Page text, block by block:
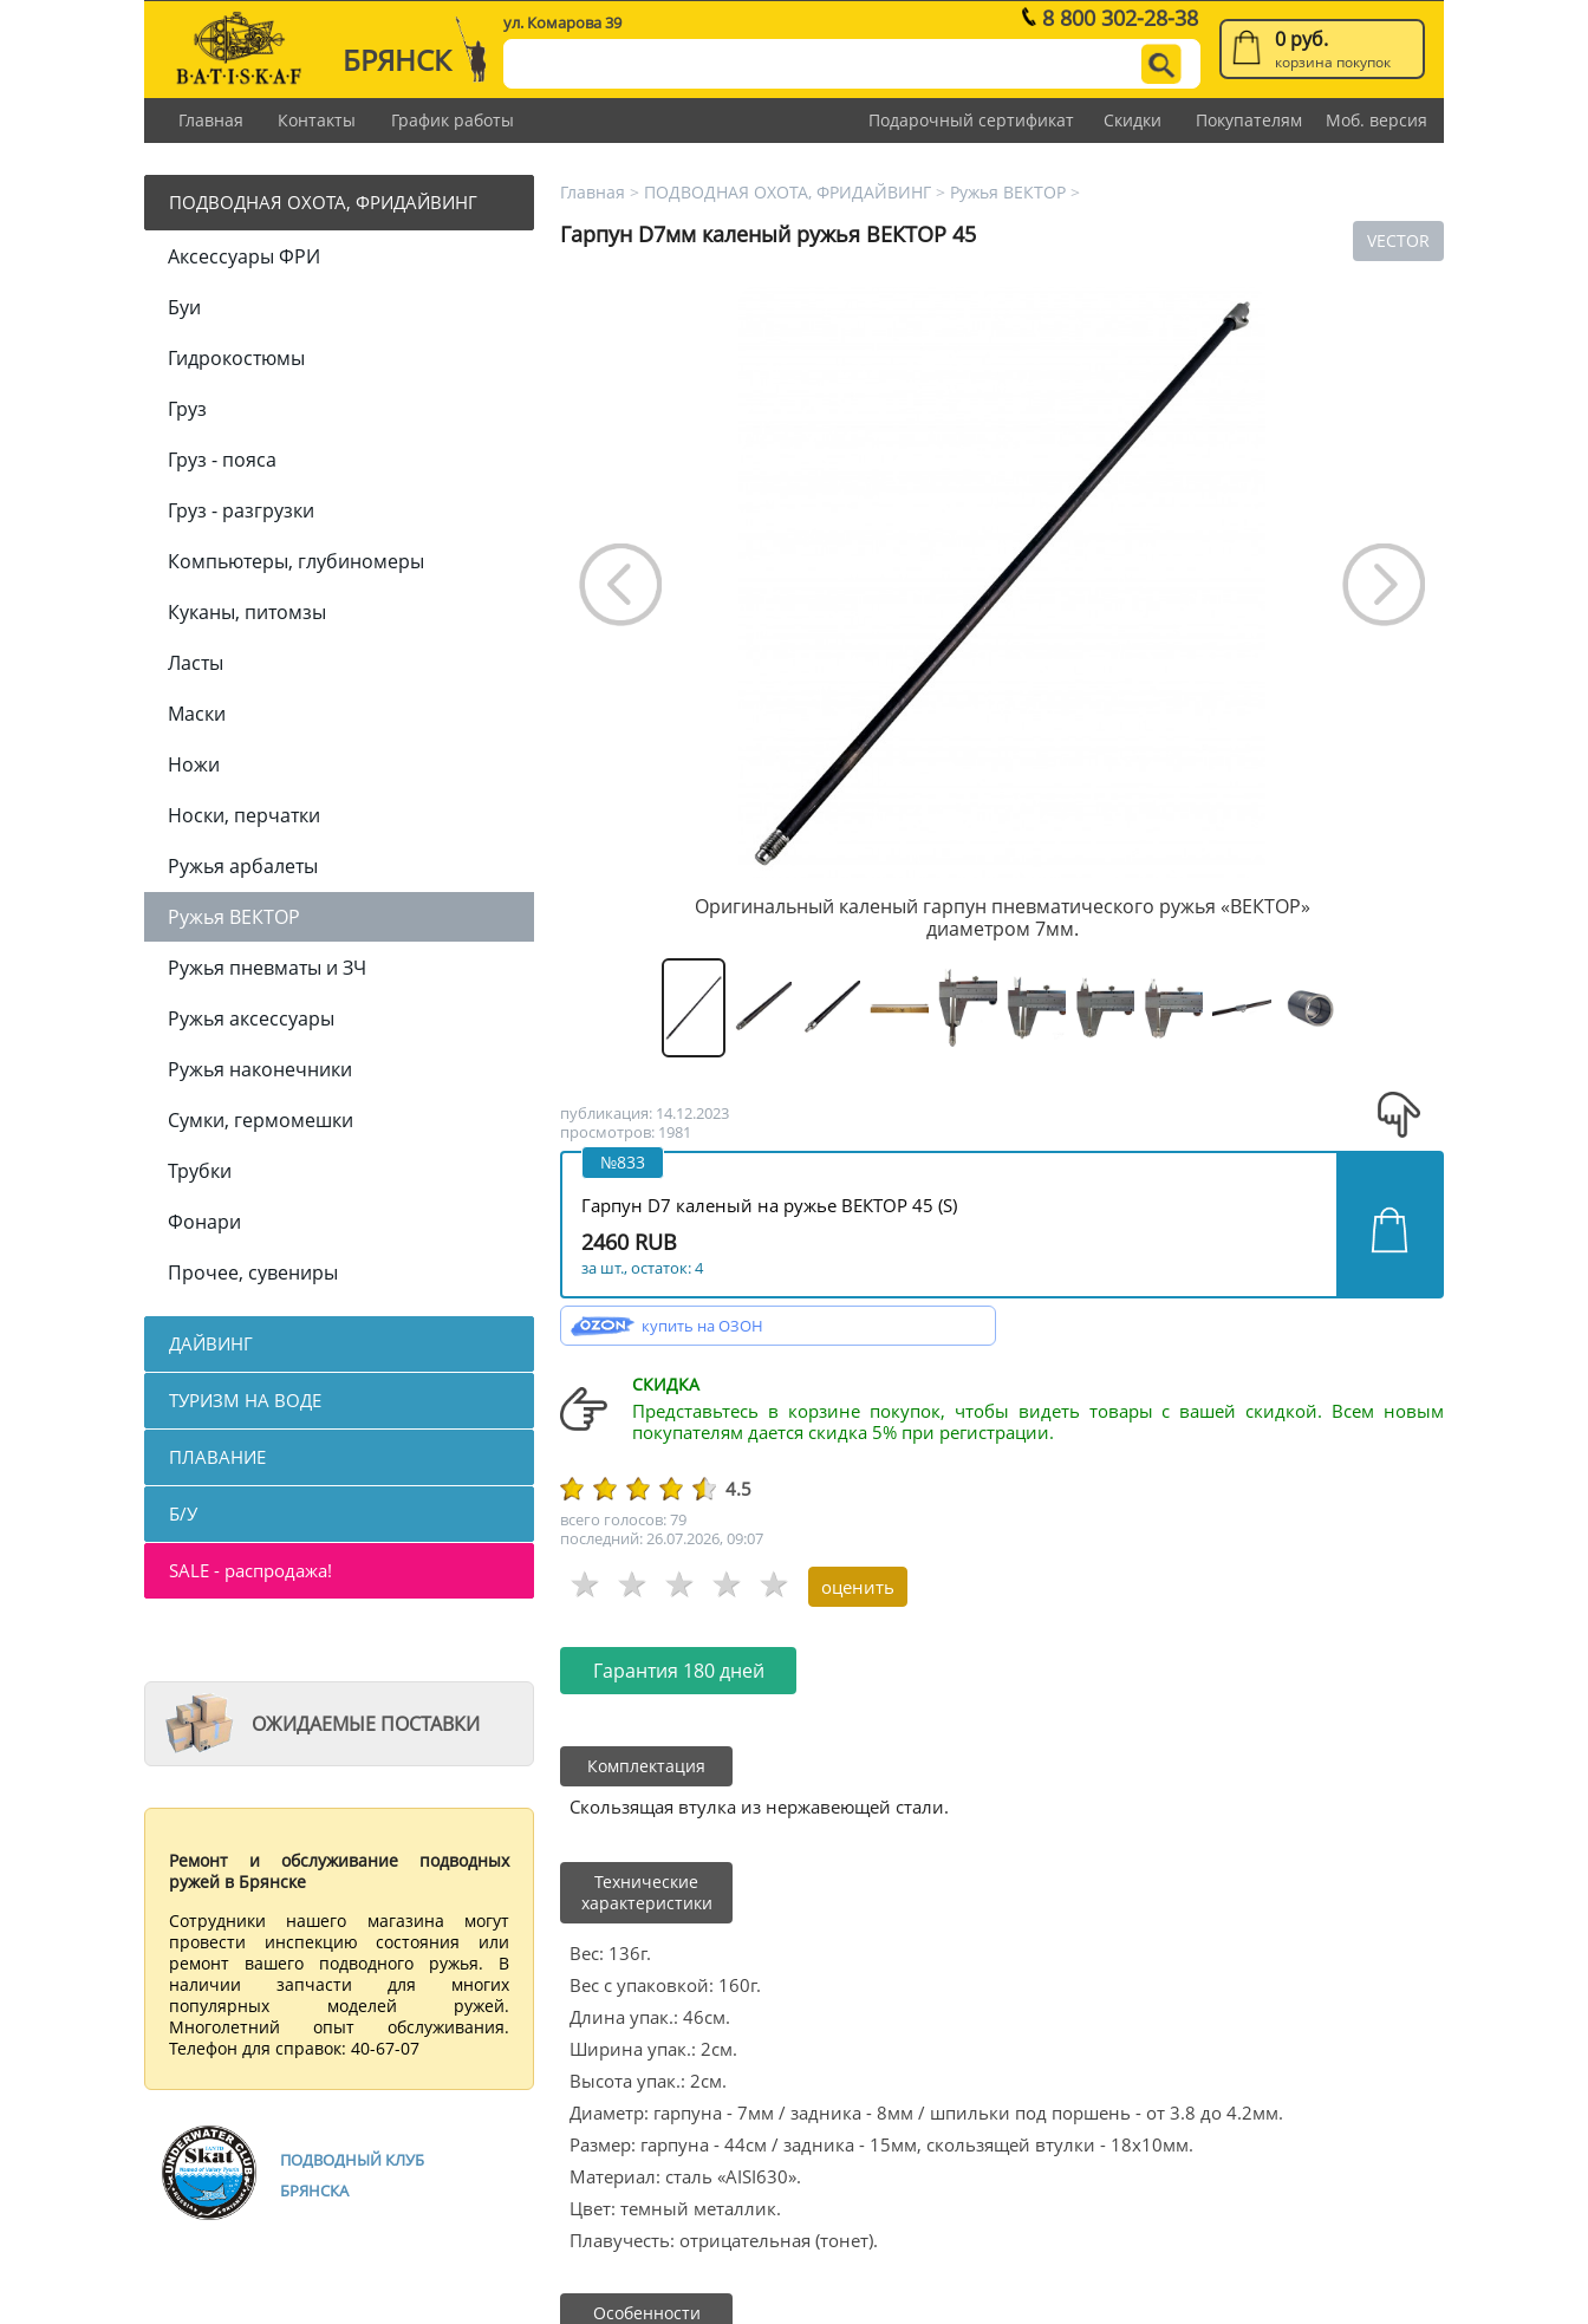
БРЯНСК
ул. Комарова 39 8 800 302-28-38
0 руб.
корзина покупок
Главная Контакты График работы Подарочный сертификат Скидки Покупателям Моб. версия
ПОДВОДНАЯ ОХОТА, ФРИДАЙВИНГ
Аксессуары ФРИ
Буи
Гидрокостюмы
Груз
Груз - пояса
Груз - разгрузки
Компьютеры, глубиномеры
Куканы, питомзы
Ласты
Маски
Ножи
Носки, перчатки
Ружья арбалеты
Ружья ВЕКТОР
Ружья пневматы и ЗЧ
Ружья аксессуары
Ружья наконечники
Сумки, гермомешки
Трубки
Фонари
Прочее, сувениры
ДАЙВИНГ
ТУРИЗМ НА ВОДЕ
ПЛАВАНИЕ
Б/У
SALE - распродажа!
ОЖИДАЕМЫЕ ПОСТАВКИ
Ремонт и обслуживание подводных
ружей в Брянске
Сотрудники нашего магазина могут
провести инспекцию состояния или
ремонт вашего подводного ружья. В
наличии запчасти для многих
популярных моделей ружей.
Многолетний опыт обслуживания.
Телефон для справок: 40-67-07
ПОДВОДНЫЙ КЛУБ
БРЯНСКА
Главная > ПОДВОДНАЯ ОХОТА, ФРИДАЙВИНГ > Ружья ВЕКТОР >
VECTOR
Гарпун D7мм каленый ружья ВЕКТОР 45
Оригинальный каленый гарпун пневматического ружья «ВЕКТОР»
диаметром 7мм.
публикация: 14.12.2023
просмотров: 1981
№833
Гарпун D7 каленый на ружье ВЕКТОР 45 (S)
2460 RUB
за шт., остаток: 4
купить на ОЗОН
СКИДКА
Представьтесь в корзине покупок, чтобы видеть товары с вашей скидкой. Всем новым
покупателям дается скидка 5% при регистрации.
4.5
всего голосов: 79
последний: 26.07.2026, 09:07
Гарантия 180 дней
Комплектация
Скользящая втулка из нержавеющей стали.
Технические
характеристики
Вес: 136г.
Вес с упаковкой: 160г.
Длина упак.: 46см.
Ширина упак.: 2см.
Высота упак.: 2см.
Диаметр: гарпуна - 7мм / задника - 8мм / шпильки под поршень - от 3.8 до 4.2мм.
Размер: гарпуна - 44см / задника - 15мм, скользящей втулки - 18х10мм.
Материал: сталь «AISI630».
Цвет: темный металлик.
Плавучесть: отрицательная (тонет).
Особенности